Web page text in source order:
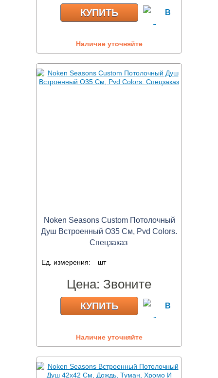
КУПИТЬ
Наличие уточняйте
Noken Seasons Custom Потолочный
Душ Встроенный O35 См, Pvd Colors.
Спецзаказ
Ед. измерения: шт
Цена: Звоните
КУПИТЬ
Наличие уточняйте